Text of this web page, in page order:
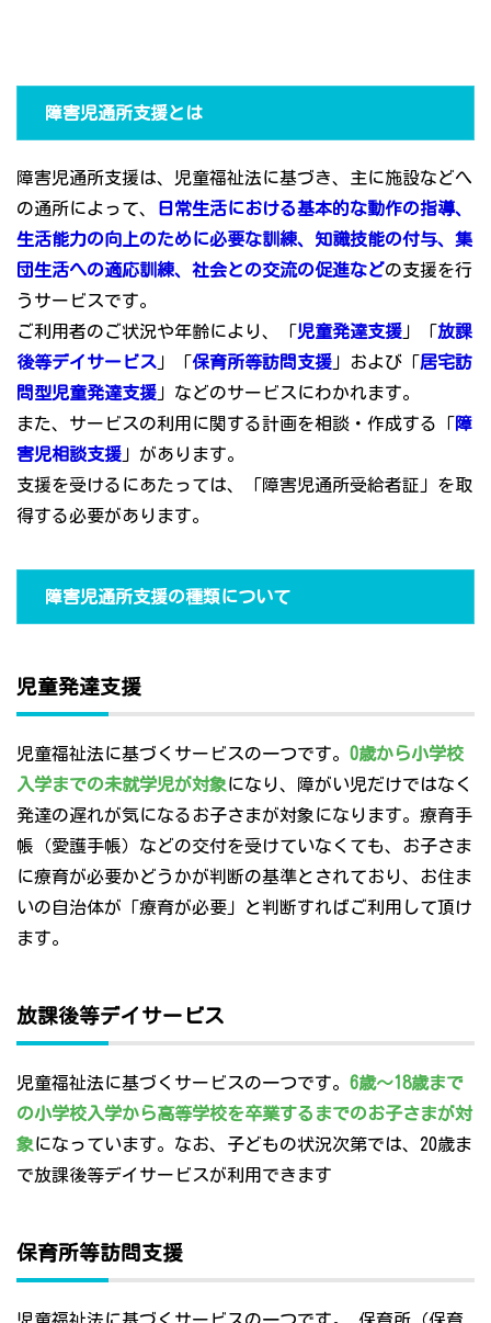
障害児通所支援とは
障害児通所支援は、児童福祉法に基づき、主に施設などへ
の通所によって、
日常生活における基本的な動作の指導、
生活能力の向上のために必要な訓練、知識技能の付与、集
団生活への適応訓練、社会との交流の促進などの支援を行
うサービスです。
ご利用者のご状況や年齢により、「児童発達支援 」「放課
後等デイサービス 」「保育所等訪問支援 」および「居宅訪
問型児童発達支援 」などのサービスにわかれます。
また、サービスの利用に関する計画を相談・作成する「障
害児相談支援 」があります。
支援を受けるにあたっては、「障害児通所受給者証」を取
得する必要があります。
障害児通所支援の種類について
児童発達支援
児童福祉法に基づくサービスの一つです。 0歳から小学校
入学までの未就学児が対象になり、障がい児だけではなく
発達の遅れが気になるお子さまが対象になります。療育手
帳（愛護手帳）などの交付を受けていなくても、お子さま
に療育が必要かどうかが判断の基準とされており、お住ま
いの自治体が「療育が必要」と判断すればご利用して頂け
ます。
放課後等デイサービス
児童福祉法に基づくサービスの一つです。 6歳～18歳まで
の小学校入学から高等学校を卒業するまでのお子さまが対
象になっています。なお、子どもの状況次第では、20歳ま
で放課後等デイサービスが利用できます
保育所等訪問支援